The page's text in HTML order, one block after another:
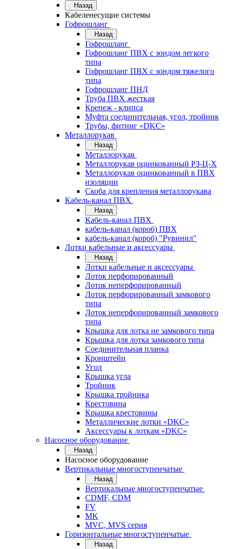
Назад
Кабеленесущие системы
Гофрошланг
Назад
Гофрошланг
Гофрошланг ПВХ с зондом легкого
типа
Гофрошланг ПВХ с зондом тяжелого
типа
Гофрошланг ПНД
Труба ПВХ жесткая
Крепеж - клипса
Муфта соединительная, угол, тройник
Трубы, фитинг «DKC»
Металлорукав
Назад
Металлорукав
Металлорукав оцинкованный РЗ-Ц-Х
Металлорукав оцинкованный в ПВХ
изоляции
Скоба для крепления металлорукава
Кабель-канал ПВХ
Назад
Кабель-канал ПВХ
кабель-канал (короб) ПВХ
кабель-канал (короб) "Рувинил"
Лотки кабельные и аксессуары
Назад
Лотки кабельные и аксессуары
Лоток перфорированный
Лоток неперфорированный
Лоток перфорированный замкового
типа
Лоток неперфорированный замкового
типа
Крышка для лотка не замкового типа
Крышка для лотка замкового типа
Соединительная планка
Кронштейн
Угол
Крышка угла
Тройник
Крышка тройника
Крестовина
Крышка крестовины
Металлические лотки «DKC»
Аксессуары к лоткам «DKC»
Насосное оборудование
Назад
Насосное оборудование
Вертикальные многоступенчатые
Назад
Вертикальные многоступенчатые
CDMF, CDM
FV
MK
MVC, MVS серия
Горизонтальные многоступенчатые
Назад